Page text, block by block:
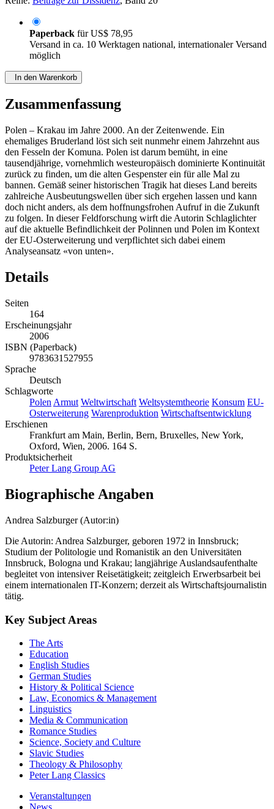
Paperback fürUS$ 78,95
Versand in ca. 10 Werktagen national, internationaler Versand
möglich
In den Warenkorb
Zusammenfassung
Polen – Krakau im Jahre 2000. An der Zeitenwende. Ein
ehemaliges Bruderland löst sich seit nunmehr einem Jahrzehnt aus
den Fesseln der Komuna. Polen ist darum bemüht, in eine
tausendjährige, vornehmlich westeuropäisch dominierte Kontinuität
zurück zu finden, um die alten Gespenster ein für alle Mal zu
bannen. Gemäß seiner historischen Tragik hat dieses Land bereits
zahlreiche Ausbeutungswellen über sich ergehen lassen und kann
doch nicht anders, als dem hoffnungsfrohen Aufruf in die Zukunft
zu folgen. In dieser Feldforschung wirft die Autorin Schlaglichter
auf die aktuelle Befindlichkeit der Polinnen und Polen im Kontext
der EU-Osterweiterung und verpflichtet sich dabei einem
Analyseansatz «von unten».
Details
Seiten
164
Erscheinungsjahr
2006
ISBN (Paperback)
9783631527955
Sprache
Deutsch
Schlagworte
Polen Armut Weltwirtschaft Weltsystemtheorie Konsum EU-
Osterweiterung Warenproduktion Wirtschaftsentwicklung
Erschienen
Frankfurt am Main, Berlin, Bern, Bruxelles, New York,
Oxford, Wien, 2006. 164 S.
Produktsicherheit
Peter Lang Group AG
Biographische Angaben
Andrea Salzburger (Autor:in)
Die Autorin: Andrea Salzburger, geboren 1972 in Innsbruck;
Studium der Politologie und Romanistik an den Universitäten
Innsbruck, Bologna und Krakau; langjährige Auslandsaufenthalte
begleitet von intensiver Reisetätigkeit; zeitgleich Erwerbsarbeit bei
einem internationalen IT-Konzern; derzeit als Wirtschaftsjournalistin
tätig.
Key Subject Areas
The Arts
Education
English Studies
German Studies
History & Political Science
Law, Economics & Management
Linguistics
Media & Communication
Romance Studies
Science, Society and Culture
Slavic Studies
Theology & Philosophy
Peter Lang Classics
Veranstaltungen